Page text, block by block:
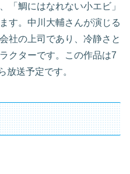
「鯛にはなれない小エビ」
す。中川大輔さんが演じる
社の上司であり、冷静さと
クターです。この作品は7
放送予定です。